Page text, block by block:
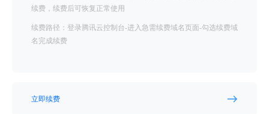
续费，续费后可恢复正常使用
续费路径：登录腾讯云控制台-进入急需续费域名页面-勾选续费域
名完成续费
立即续费